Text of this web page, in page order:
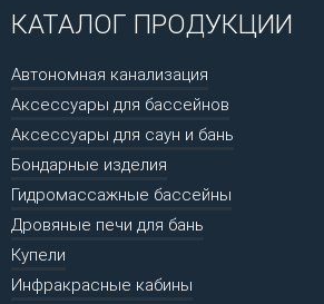
КАТАЛОГ ПРОДУКЦИИ
Автономная канализация
Аксессуары для бассейнов
Аксессуары для саун и бань
Бондарные изделия
Гидромассажные бассейны
Дровяные печи для бань
Купели
Инфракрасные кабины